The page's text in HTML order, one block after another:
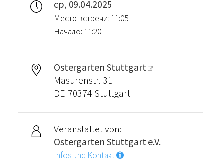
ср, 09.04.2025
Место встречи: 11:05
Начало: 11:20
Ostergarten Stuttgart
Masurenstr. 31
DE-70374 Stuttgart
Veranstaltet von:
Ostergarten Stuttgart e.V.
Infos und Kontakt